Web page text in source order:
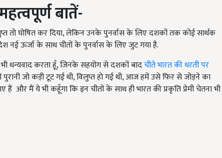
बातें-
तो घोषित कर दिया, लेकिन उनके पुनर्वास के लिए दशकों तक कोई सार्थक
ऊर्जा के साथ चीतों के पुनर्वास के लिए जुट गया है.
भी धन्यवाद करता हूँ, जिनके सहयोग से दशकों बादचीते भारत की धरती पर
जो कड़ी टूट गई थी, विलुप्त हो गई थी, आज हमें उसे फिर से जोड़ने का
हैं और मैं ये भी कहूँगा कि इन चीतों के साथ ही भारत की प्रकृति प्रेमी चेतना भी